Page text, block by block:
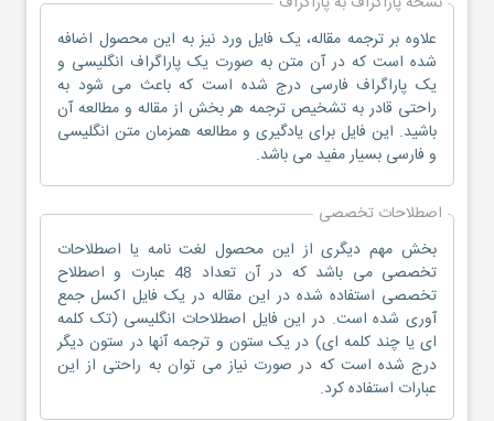
علاوه بر ترجمه مقاله، یک فایل ورد نیز به این محصول اضافه
شده است که در آن متن به صورت یک پاراگراف انگلیسی و
یک پاراگراف فارسی درج شده است که باعث می شود به
راحتی قادر به تشخیص ترجمه هر بخش از مقاله و مطالعه آن
باشید. این فایل برای یادگیری و مطالعه همزمان متن انگلیسی
و فارسی بسیار مفید می باشد.
اصطلاحات تخصصی
بخش مهم دیگری از این محصول لغت نامه یا اصطلاحات
تخصصی می باشد که در آن تعداد 48 عبارت و اصطلاح
تخصصی استفاده شده در این مقاله در یک فایل اکسل جمع
آوری شده است. در این فایل اصطلاحات انگلیسی (تک کلمه
ای یا چند کلمه ای) در یک ستون و ترجمه آنها در ستون دیگر
درج شده است که در صورت نیاز می توان به راحتی از این
عبارات استفاده کرد.